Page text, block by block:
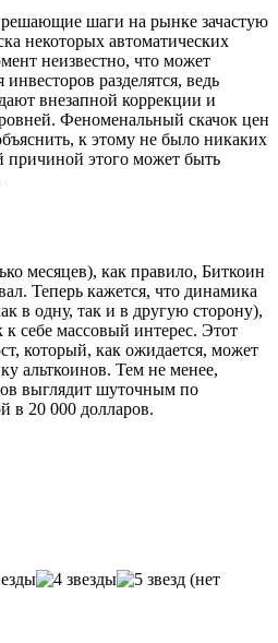
шаги на рынке зачастую
некоторых автоматических
неизвестно, что может
разделятся, ведь
внезапной коррекции и
Феноменальный скачок цен
к этому не было никаких
этого может быть
месяцев), как правило, Биткоин
Теперь кажется, что динамика
в одну, так и в другую сторону),
себе массовый интерес. Этот
который, как ожидается, может
альткоинов. Тем не менее,
выглядит шуточным по
в 20 000 долларов.
(нет